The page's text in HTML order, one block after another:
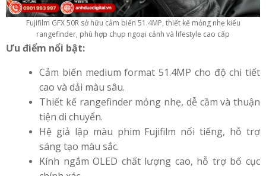
Fujifilm GFX 50R sở hữu cảm biến 51.4MP, thiết kế mỏng nhẹ kiểu
rangefinder, phù hợp chụp ngoại cảnh và lifestyle cao cấp
Ưu điểm nổi bật:
Cảm biến medium format 51.4MP cho độ chi tiết
cao và dải màu sâu.
Thiết kế rangefinder mỏng nhẹ, dễ cầm và thuận
tiện di chuyển.
Hệ giả lập màu phim Fujifilm nổi tiếng, hỗ trợ
sáng tạo màu sắc.
Kính ngắm OLED chất lượng cao, hỗ trợ bố cục